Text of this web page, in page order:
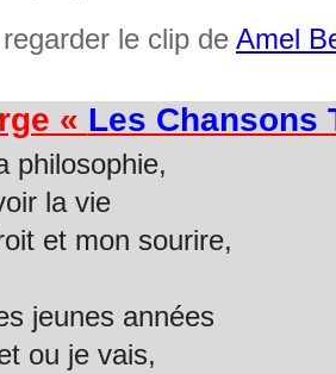
le clip de Amel
« Les Chansons
philosophie,
la vie
et mon sourire,
jeunes années
ou je vais,